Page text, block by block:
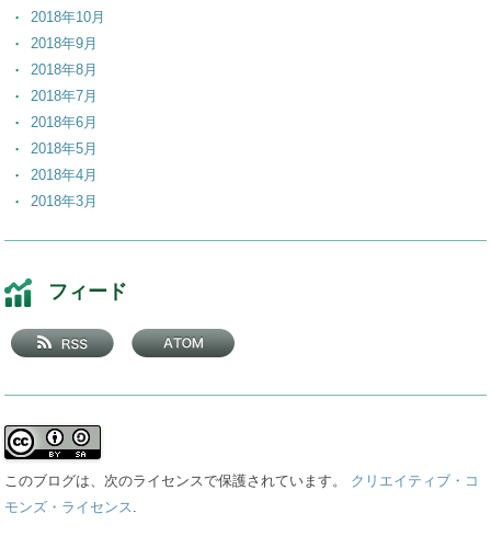
2018年10月
2018年9月
2018年8月
2018年7月
2018年6月
2018年5月
2018年4月
2018年3月
2017年12月
2017年11月
2017年10月
2017年9月
2017年6月
2017年5月
2017年4月
2017年3月
フィード
このブログは、次のライセンスで保護されています。 クリエイティブ・コ
モンズ・ライセンス